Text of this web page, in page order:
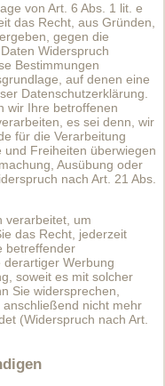
von Art. 6 Abs. 1 lit. e
das Recht, aus Gründen,
gegen die
Widerspruch
Bestimmungen
auf denen eine
Datenschutzerklärung.
wir Ihre betroffenen
es sei denn, wir
für die Verarbeitung
Freiheiten überwiegen
Ausübung oder
nach Art. 21 Abs.
verarbeitet, um
das Recht, jederzeit
betreffender
Werbung
soweit es mit solcher
Sie widersprechen,
nicht mehr
(Widerspruch nach Art.